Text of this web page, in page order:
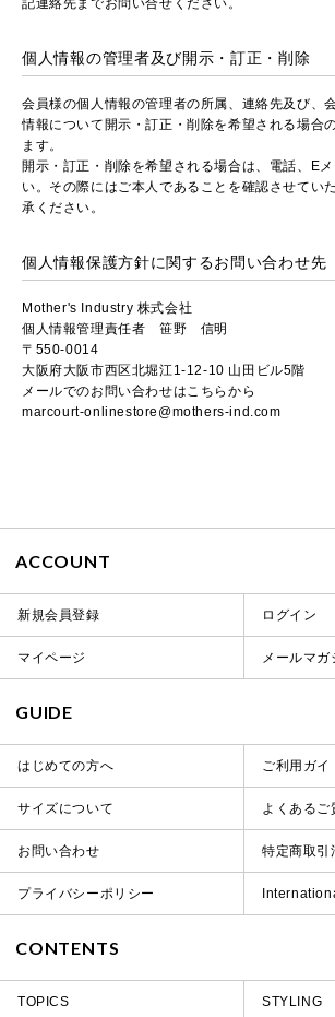
記連絡先までお問い合せください。
個人情報の管理者及び開示・訂正・削除
会員様の個人情報の管理者の所属、連絡先及び、
情報について開示・訂正・削除を希望される場合
ます。
開示・訂正・削除を希望される場合は、電話、E
い。その際にはご本人であることを確認させてい
承ください。
個人情報保護方針に関するお問い合わせ先
Mother's Industry 株式会社
個人情報管理責任者 笹野 信明
〒550-0014
大阪府大阪市西区北堀江1-12-10 山田ビル5階
メールでのお問い合わせはこちらから
marcourt-onlinestore@mothers-ind.com
ACCOUNT
新規会員登録 ログイン
マイページ メールマガ
GUIDE
はじめての方へ ご利用ガイ
サイズについて よくあるご
お問い合わせ 特定商取引
プライバシーポリシー
CONTENTS
TOPICS STYLING